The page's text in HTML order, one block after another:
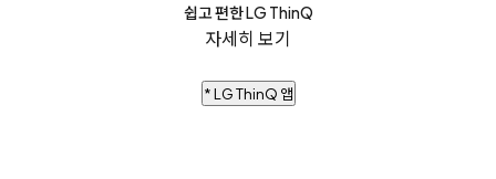
쉽고 편한 LG ThinQ
자세히 보기
* LG ThinQ 앱